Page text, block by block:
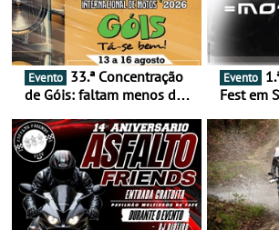
Evento
de Góis: faltam menos de
16 de agosto
Evento
Fest em
duas
Alentejo